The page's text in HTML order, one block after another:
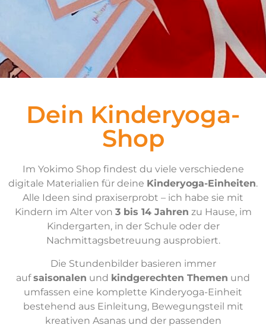
Dein Kinderyoga-
Shop
Im Yokimo Shop findest du viele verschiedene
digitale Materialien für deine Kinderyoga-Einheiten.
Alle Ideen sind praxiserprobt – ich habe sie mit
Kindern im Alter von 3 bis 14 Jahren zu Hause, im
Kindergarten, in der Schule oder der
Nachmittagsbetreuung ausprobiert.
Die Stundenbilder basieren immer
aufsaisonalen und kindgerechten Themen und
umfassen eine komplette Kinderyoga-Einheit
bestehend aus Einleitung, Bewegungsteil mit
kreativen Asanas und der passenden